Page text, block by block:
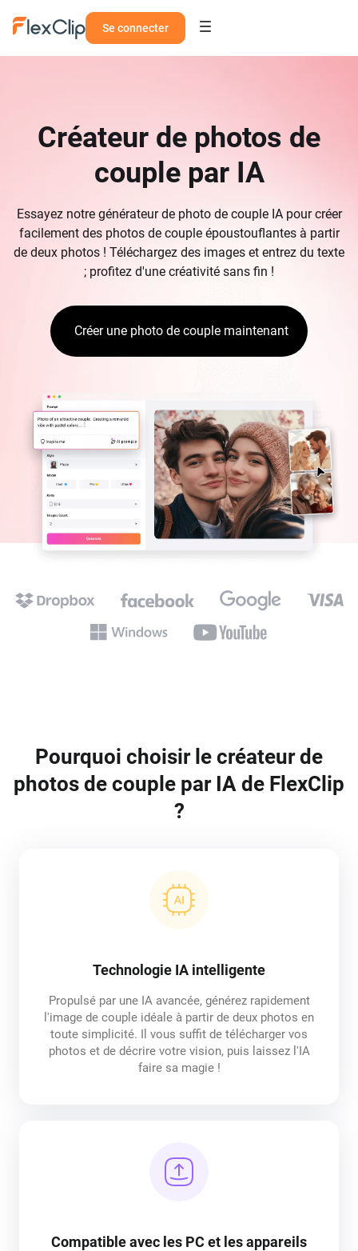
Se connecter
Créateur de photos de
couple par IA
Essayez notre générateur de photo de couple IA pour créer
facilement des photos de couple époustouflantes à partir
de deux photos ! Téléchargez des images et entrez du texte
; profitez d'une créativité sans fin !
Créer une photo de couple maintenant
Pourquoi choisir le créateur de
photos de couple par IA de FlexClip
?
Technologie IA intelligente
Propulsé par une IA avancée, générez rapidement
l'image de couple idéale à partir de deux photos en
toute simplicité. Il vous suffit de télécharger vos
photos et de décrire votre vision, puis laissez l'IA
faire sa magie !
Compatible avec les PC et les appareils